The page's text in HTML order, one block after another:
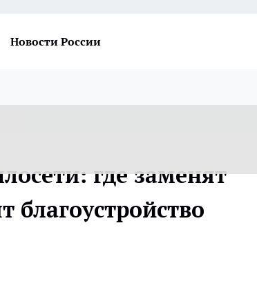
Новости России
где заменят
благоустройство